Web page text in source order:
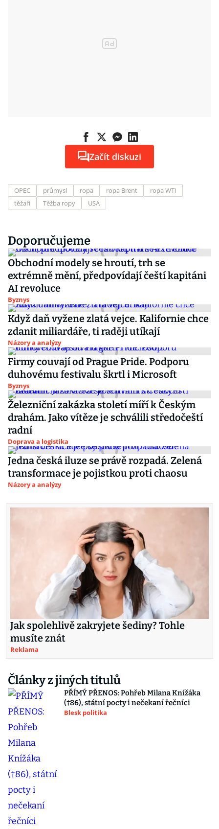
Začít diskuzi
OPEC průmysl ropa ropa Brent
ropa WTI
těžaři
Těžba ropy USA
Doporučujeme
Obchodní modely se hroutí, trh se
extrémně mění, předpovídají čeští kapitáni
AI revoluce
Byznys
Když daň vyžene zlatá vejce. Kalifornie chce
zdanit miliardáře, ti raději utíkají
Názory a analýzy
Firmy couvají od Prague Pride. Podporu
duhovému festivalu škrtl i Microsoft
Byznys
Železniční zakázka století míří k Českým
drahám. Jako vítěze je schválili středočeští
radní
Doprava a logistika
Jedna česká iluze se právě rozpadá. Zelená
transformace je pojistkou proti chaosu
Názory a analýzy
Jak spolehlivě zakryjete šediny? Tohle
musíte znát
Reklama
Články z jiných titulů
PŘÍMÝ PŘENOS: Pohřeb Milana Knížáka
(†86), státní pocty i nečekaní řečníci
Blesk politika